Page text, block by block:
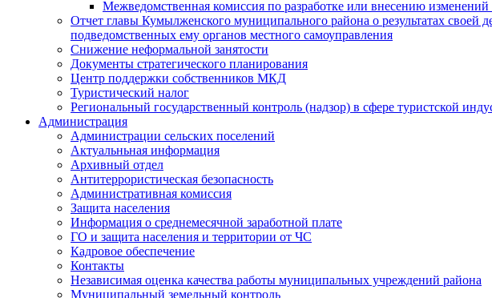
Межведомственная комиссия по разработке или внесению
Отчет главы Кумылженского муниципального района о результатах
подведомственных ему органов местного самоуправления
Снижение неформальной занятости
Документы стратегического планирования
Центр поддержки собственников МКД
Туристический налог
Региональный государственный контроль (надзор) в сфере туристской
Администрация
Администрации сельских поселений
Актуальньная информация
Архивный отдел
Антитеррористическая безопасность
Административная комиссия
Защита населения
Информация о среднемесячной заработной плате
ГО и защита населения и территории от ЧС
Кадровое обеспечение
Контакты
Независимая оценка качества работы муниципальных учреждений района
Муниципальный земельный контроль